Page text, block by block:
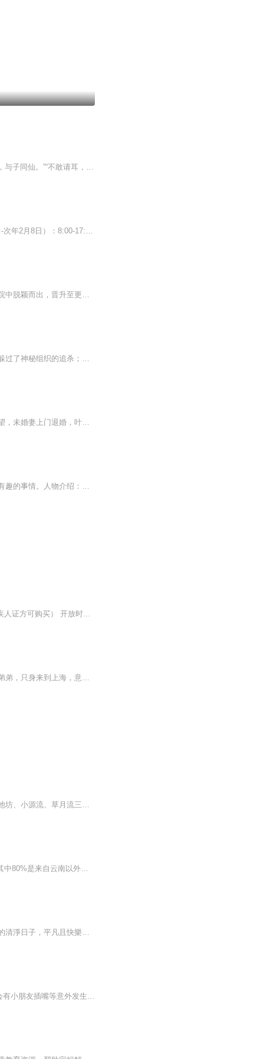
【内容简介】“执子之手，与子偕老，不过是凡人的美好心愿。”“我所愿，不过是，执子之手，与子同仙。”“不敢请耳，固所愿也。”——我只是不敢请求，其实这本来就是我的愿望。【作者/主播简介】作者：冬雪傲梅，网络小说作家。主播：瑰玉德业有声交流【...
音频来源于链景旅行 地址 池州市石台县仁里镇杜村 票价描述 暂无 开放时间 淡季（12月1日-次年2月8日）：8:00-17:00；旺季（3月1日-11月30日）7:30-17:30。 乘车信息 自驾车（1）从池州殷汇高速向正东方向行驶，沿G318行驶后向右转。（2）行驶4.3公里，左...
僵尸学院和骷髅学院从我的世界出现，僵尸僵小丝和骷髅古小白是否能从僵尸学院和骷髅学院中脱颖而出，晋升至更厉害的学院。
前往鞑靼议和的路上，蓝玉烟预测到此行凶险，便乔装离开了议和队伍。幸运的是，她果然躲过了神秘组织的追杀；不幸的是兄长叶扶苏遭遇埋伏，生死未卜……为救叶扶苏，蓝玉烟和青岑前入沈府寻找线索，却在沈家人的死亡现场被当场指控为“杀人凶手”而入狱，青岑竟为保护她而身亡……蓝玉烟陷入悲痛与绝望。奇怪的狱中囚有的靠近，给了她一丝活下去的希望，又让她看不清他的本来面目——她似乎早已落入敌人的圈套，可究竟是谁在阻止她的议和之行？
【内容简介】一朝从绝世天才变为绝顶废材，叶晨成了整个龙阳镇最大的笑话，家族对他失望，未婚妻上门退婚，叶晨暗自发誓，一定要让伤害过他的人百倍奉还。三十年河东，三十年河西，莫欺少年穷！无意得上古神器太极八卦图，叶晨从此逆命改命，一路崛起，踏...
专辑介绍：本专辑讲的主要是一群小学生，也就是灵莉他们，进入天然元素学院发生的一切有趣的事情。人物介绍：灵莉等级：三级元素师性别：女元素：水、雪、雾艾芳等级：三级元素师性别：女元素：木、叶、花文雅等级：二级元素师性别：女元素：土、泥、沼泽...
音频来源于链景旅行 地址 蓬莱市迎宾路7号 票价描述 优惠票70元（持有效老年优待证、残疾人证方可购买） 开放时间 旺季7:00-18:00，淡季8:00-17:00（随季节略有调整）。 乘车信息 公交车蓬莱市内大部分公交车可到，可乘车至汽车站或景区门口下车步行2分钟...
孟兰亭是前朝名臣之后，幼年与冯家定有婚约，后家道败落，父母双亡，为寻找下落不明的弟弟，只身来到上海，意外偶遇了冯恪之。冯恪之是个纨绔子弟，名声狼藉，行事乖张，第一次见面，给孟兰亭留下了极差的印象。一双欢喜冤家开头的小儿女，在旧上海的迷眼繁华和时代的背景色里，最终彼此成就了对方。
弘益大学堂花学院，在亚洲花都建设中国花艺教育体系。弘益花学院，是云南首次引进日本池坊、小源流、草月流三大花道流派、荷兰DFA国际花艺师等课程体系的领先花艺学校。为了推广中国人自己的花艺体系，弘益大学堂花学院是中国台湾中华花艺文教基金会在大陆地区重要的合作伙伴。同时，弘益花学院正致力于研发中国大陆首个原创中式花艺课程体系。弘益花学院在昆明斗南、昆明滇池畔、云南抚仙湖畔、云南西双版纳等地，签约多个花艺游学基地。从2009年至今，弘益花学院，累计结业学员1200余名。花学院自有师资...
弘益大学堂茶学院，立足世界茶源，办一流茶教育。2009年至今，已结业学员10000余名，其中80%是来自云南以外、全国与全球各地的茶从业者与爱好者。弘益茶学院拥有国内顶尖的师资团队与课程体系。自有师资与特聘师资共计115位。其中茶科学类师资61位、茶人文类师资36位、茶产业类师资18位。弘益茶学院原创研发了茶科学、茶文化、茶产业等系列课程30余类，拥有20余个课程作品与研究成果的知识产权。弘益茶学院，是国家人力资源和社会保障部茶艺师国家职业标准的审定单位。在此基础之上，弘益大...
明朝萬曆年間，前朝五軍總都督之女蘭玉煙與告老還鄉的父親在鄧州府蓬萊鎮過著詩酒田園的清淨日子，平凡且快樂。然而，蘭玉煙意外救了一名奄奄一息的少年葉扶蘇后，寧靜的生活被徹底打亂了，少年醒來的第二天，父親消失的無影無蹤。 苦尋線索無果，蘭玉煙只...
《科幻世界（少年版）》2017年8月刊的封面故事儿子从书架上挑的故事，边读边录，可能会有小朋友插嘴等意外发生，又无法及时编辑，难免粗糙，还望海涵！已经完本了哦~